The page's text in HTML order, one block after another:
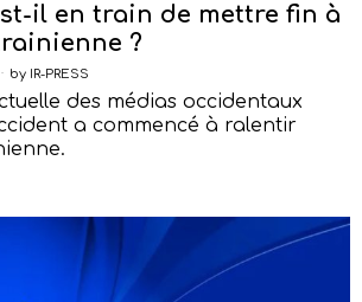
il en train de mettre fin à
?
by IR-PRESS
des médias occidentaux
a commencé à ralentir